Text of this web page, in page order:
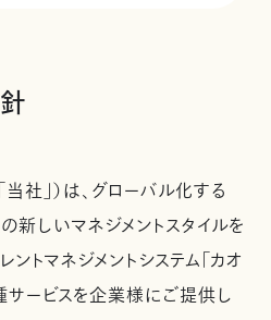
社」）は、グローバル化する
新しいマネジメントスタイルを
ントマネジメントシステム「カオ
サービスを企業様にご提供し